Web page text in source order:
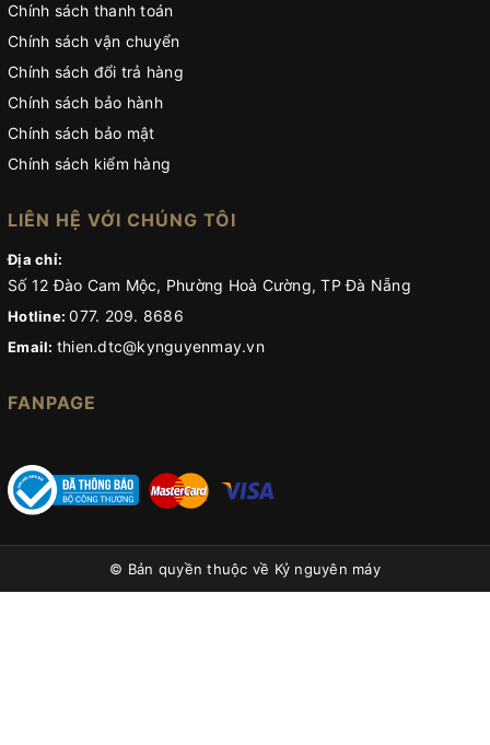
Chính sách thanh toán
Chính sách vận chuyển
Chính sách đổi trả hàng
Chính sách bảo hành
Chính sách bảo mật
Chính sách kiểm hàng
LIÊN HỆ VỚI CHÚNG TÔI
Địa chỉ:
Số 12 Đào Cam Mộc, Phường Hoà Cường, TP Đà Nẵng
Hotline:077. 209. 8686
Email: thien.dtc@kynguyenmay.vn
FANPAGE
© Bản quyền thuộc về Kỷ nguyên máy